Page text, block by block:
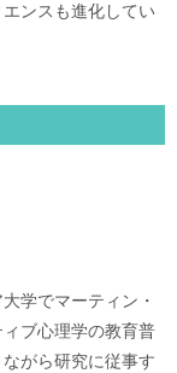
ンスも進化してい
学でマーティン・
ブ心理学の教育普
がら研究に従事す